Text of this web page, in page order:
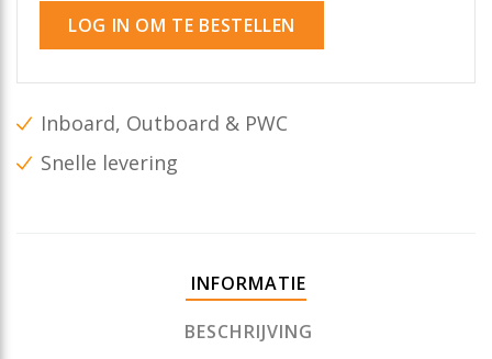
LOG IN OM TE BESTELLEN
Inboard, Outboard & PWC
Snelle levering
INFORMATIE
BESCHRIJVING